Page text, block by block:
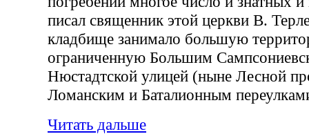
писал священник этой церкви B.
кладбище занимало большую
ограниченную Большим
Нюстадтской улицей (ныне Лесной
Ломанским и Баталионным
Читать дальше